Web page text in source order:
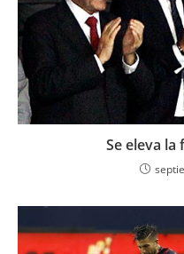
Se eleva la